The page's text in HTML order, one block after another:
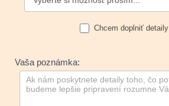
Chcem doplniť detaily
Vaša poznámka: